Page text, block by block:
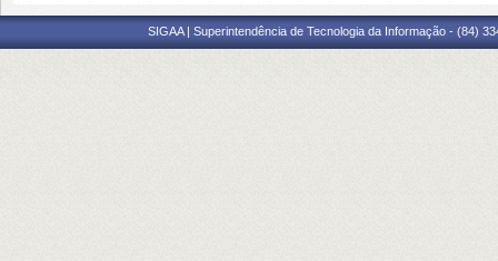
SIGAA | Superintendência de Tecnologia da Informação - (84)